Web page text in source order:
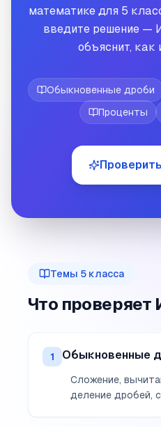
математике для 5
введите решение —
объяснит, как
Обыкновенные дроби
Проценты
Темы 5 класса
Что проверяет
1 Обыкновенные
Сложение,
деление дробей,